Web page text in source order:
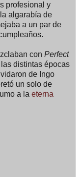
profesional y
algarabía de
a un par de
con Perfect
distintas épocas
de Ingo
un solo de
a la eterna